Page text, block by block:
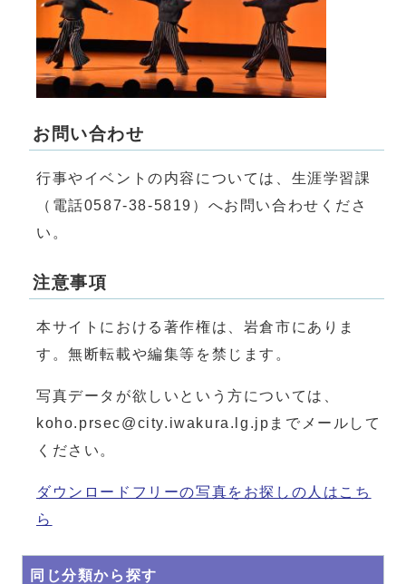
お問い合わせ
行事やイベントの内容については、生涯学習課
（電話0587-38-5819）へお問い合わせくださ
い。
注意事項
本サイトにおける著作権は、岩倉市にありま
す。無断転載や編集等を禁じます。
写真データが欲しいという方については、
koho.prsec@city.iwakura.lg.jpまでメールして
ください。
ダウンロードフリーの写真をお探しの人はこち
ら
同じ分類から探す